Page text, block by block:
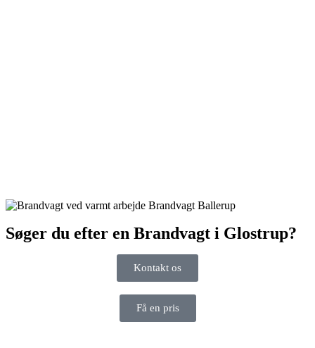
Søger du efter en Brandvagt i Glostrup?
Kontakt os
Få en pris